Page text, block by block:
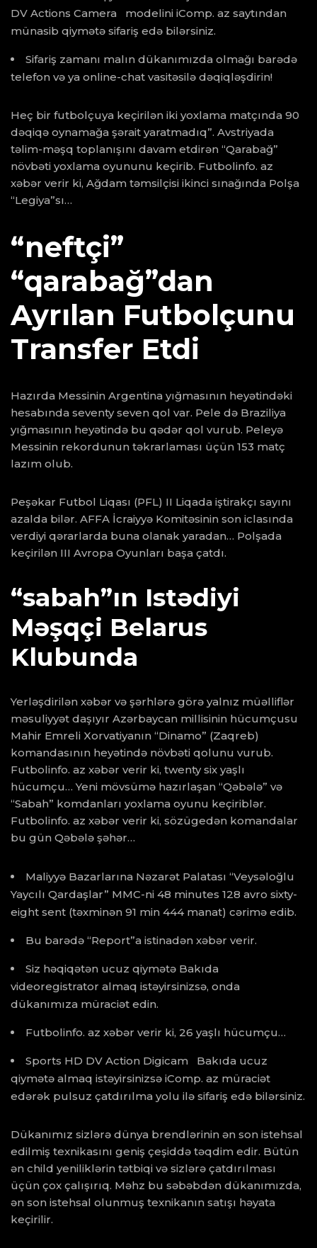
DV Actions Camera modelini iComp. az saytından
münasib qiymətə sifariş edə bilərsiniz.
Sifariş zamanı malın dükanımızda olmağı barədə
telefon və ya online-chat vasitəsilə dəqiqləşdirin!
Heç bir futbolçuya keçirilən iki yoxlama matçında 90
dəqiqə oynamağa şərait yaratmadıq”. Avstriyada
təlim-məşq toplanışını davam etdirən “Qarabağ”
növbəti yoxlama oyununu keçirib. Futbolinfo. az
xəbər verir ki, Ağdam təmsilçisi ikinci sınağında Polşa
“Legiya”sı…
“neftçi”
“qarabağ”dan
Ayrılan Futbolçunu
Transfer Etdi
Hazırda Messinin Argentina yığmasının heyətindəki
hesabında seventy seven qol var. Pele də Braziliya
yığmasının heyətində bu qədər qol vurub. Peleyə
Messinin rekordunun təkrarlaması üçün 153 matç
lazım olub.
Peşəkar Futbol Liqası (PFL) II Liqada iştirakçı sayını
azalda bilər. AFFA İcraiyyə Komitəsinin son iclasında
verdiyi qərarlarda buna olanak yaradan… Polşada
keçirilən III Avropa Oyunları başa çatdı.
“sabah”ın Istədiyi
Məşqçi Belarus
Klubunda
Yerləşdirilən xəbər və şərhlərə görə yalnız müəlliflər
məsuliyyət daşıyır Azərbaycan millisinin hücumçusu
Mahir Emreli Xorvatiyanın “Dinamo” (Zaqreb)
komandasının heyətində növbəti qolunu vurub.
Futbolinfo. az xəbər verir ki, twenty six yaşlı
hücumçu… Yeni mövsümə hazırlaşan “Qəbələ” və
“Sabah” komdanları yoxlama oyunu keçiriblər.
Futbolinfo. az xəbər verir ki, sözügedən komandalar
bu gün Qəbələ şəhər…
Maliyyə Bazarlarına Nəzarət Palatası “Veysəloğlu
Yaycılı Qardaşlar” MMC-ni 48 minutes 128 avro sixty-
eight sent (təxminən 91 min 444 manat) cərimə edib.
Bu barədə “Report”a istinadən xəbər verir.
Siz həqiqətən ucuz qiymətə Bakıda
videoregistrator almaq istəyirsinizsə, onda
dükanımıza müraciət edin.
Futbolinfo. az xəbər verir ki, 26 yaşlı hücumçu…
Sports HD DV Action Digicam Bakıda ucuz
qiymətə almaq istəyirsinizsə iComp. az müraciət
edərək pulsuz çatdırılma yolu ilə sifariş edə bilərsiniz.
Dükanımız sizlərə dünya brendlərinin ən son istehsal
edilmiş texnikasını geniş çeşiddə təqdim edir. Bütün
ən child yeniliklərin tətbiqi və sizlərə çatdırılması
üçün çox çalışırıq. Məhz bu səbəbdən dükanımızda,
ən son istehsal olunmuş texnikanın satışı həyata
keçirilir.